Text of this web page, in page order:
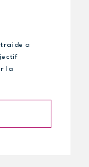
a
la